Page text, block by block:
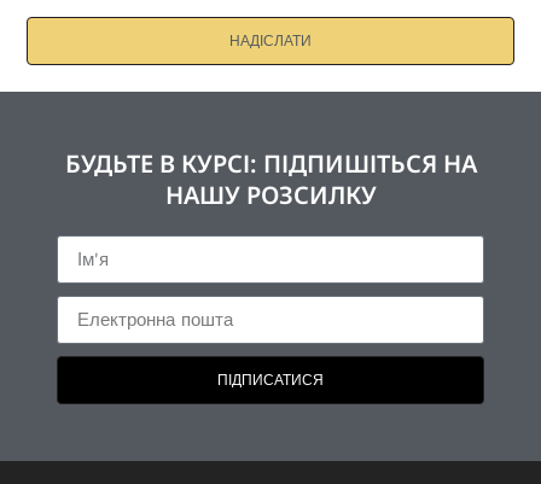
НАДІСЛАТИ
БУДЬТЕ В КУРСІ: ПІДПИШІТЬСЯ НА
НАШУ РОЗСИЛКУ
ПІДПИСАТИСЯ